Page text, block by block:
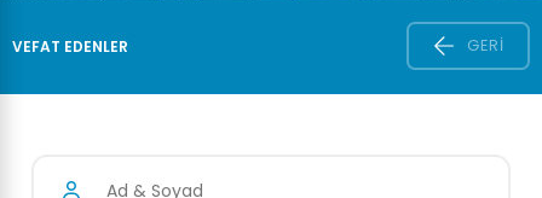
VEFAT EDENLER GERI